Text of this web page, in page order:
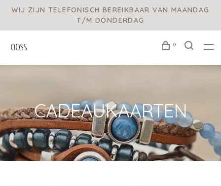
WIJ ZIJN TELEFONISCH BEREIKBAAR VAN MAANDAG
T/M DONDERDAG
0
CADEAUKAARTEN